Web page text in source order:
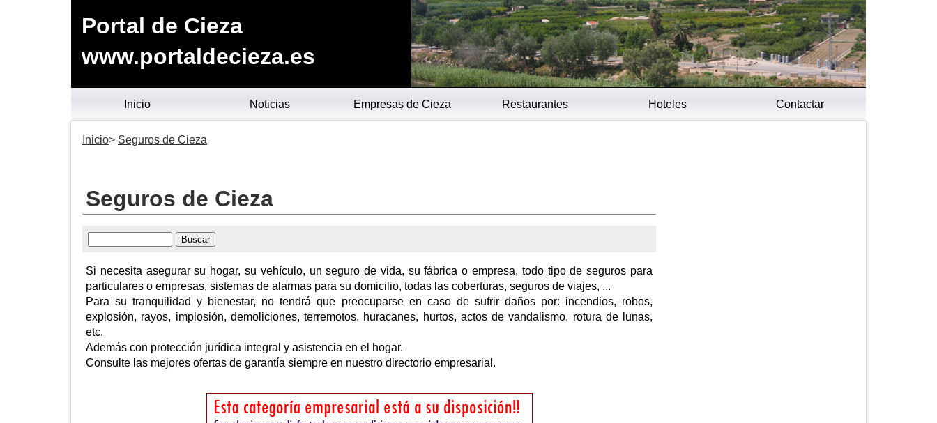
Portal de Cieza
www.portaldecieza.es
Inicio Noticias Empresas de Cieza Restaurantes Hoteles Contactar
Inicio Seguros de Cieza
Seguros de Cieza
Si necesita asegurar su hogar, su vehículo, un seguro de vida, su fábrica o empresa, todo tipo de seguros para
particulares o empresas, sistemas de alarmas para su domicilio, todas las coberturas, seguros de viajes, ...
Para su tranquilidad y bienestar, no tendrá que preocuparse en caso de sufrir daños por: incendios, robos,
explosión, rayos, implosión, demoliciones, terremotos, huracanes, hurtos, actos de vandalismo, rotura de lunas,
etc.
Además con protección jurídica integral y asistencia en el hogar.
Consulte las mejores ofertas de garantía siempre en nuestro directorio empresarial.